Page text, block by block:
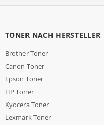
TONER NACH HERSTELLER
Brother Toner
Canon Toner
Epson Toner
HP Toner
Kyocera Toner
Lexmark Toner